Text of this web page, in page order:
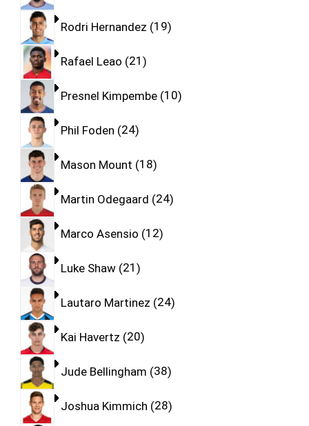
Rodri Hernandez 19
Rafael Leao 21
Presnel Kimpembe 10
Phil Foden 24
Mason Mount 18
Martin Odegaard 24
Marco Asensio 12
Luke Shaw 21
Lautaro Martinez 24
Kai Havertz 20
Jude Bellingham 38
Joshua Kimmich 28